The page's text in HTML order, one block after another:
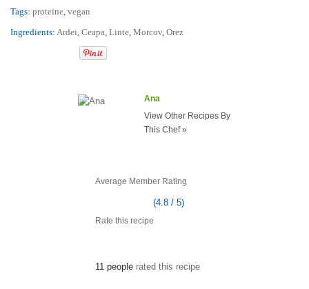
Tags:proteine,vegan
Ingredients:Ardei,Ceapa,Linte,Morcov,Orez
Ana
View Other Recipes By
This Chef »
Average Member Rating
(4.8 / 5)
Rate this recipe
11 peoplerated this recipe